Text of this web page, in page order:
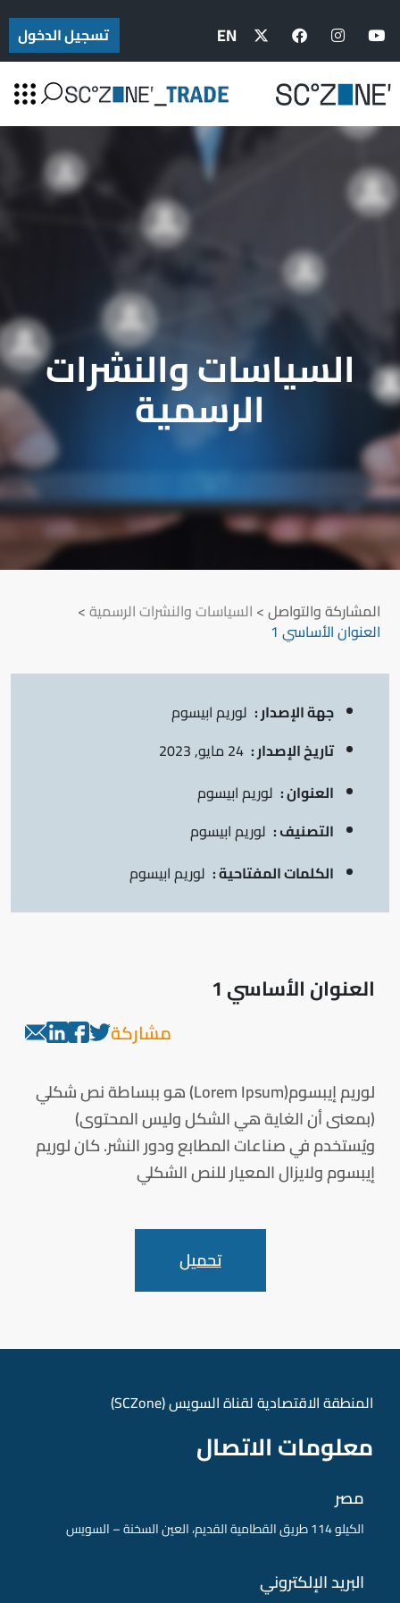
EN تسجيل الدخول
السياسات والنشرات
الرسمية
المشاركة والتواصل> السياسات والنشرات الرسمية>
العنوان الأساسي 1
جهة الإصدار : لوريم ابيسوم
تاريخ الإصدار : 24 مايو, 2023
العنوان : لوريم ابيسوم
التصنيف : لوريم ابيسوم
الكلمات المفتاحية : لوريم ابيسوم
العنوان الأساسي 1
مشاركة
لوريم إيبسوم(Lorem Ipsum) هو ببساطة نص شكلي
(بمعنى أن الغاية هي الشكل وليس المحتوى)
ويُستخدم في صناعات المطابع ودور النشر. كان لوريم
إيبسوم ولايزال المعيار للنص الشكلي
تحميل
المنطقة الاقتصادية لقناة السويس (SCZone)
معلومات الاتصال
مصر
الكيلو 114 طريق القطامية القديم، العين السخنة – السويس
البريد الإلكتروني